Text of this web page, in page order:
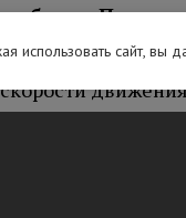
– Петро
Норвегия:
использовать сайт, вы